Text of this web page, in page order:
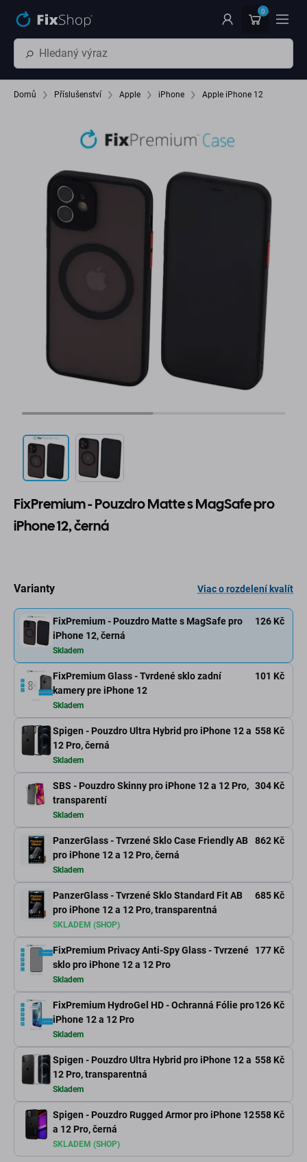
0
Domů Příslušenství Apple iPhone Apple iPhone 12
FixPremium - Pouzdro Matte s MagSafe pro
iPhone 12, černá
Varianty Viac o rozdelení kvalít
FixPremium Glass - Tvrdené sklo zadní
kamery pre iPhone 12
101 Kč
Skladem
Spigen - Pouzdro Ultra Hybrid pro iPhone 12 a
12 Pro, černá
558 Kč
Skladem
SBS - Pouzdro Skinny pro iPhone 12 a 12 Pro,
transparentí
304 Kč
Skladem
PanzerGlass - Tvrzené Sklo Case Friendly AB
pro iPhone 12 a 12 Pro, černá
862 Kč
Skladem
PanzerGlass - Tvrzené Sklo Standard Fit AB
pro iPhone 12 a 12 Pro, transparentná
685 Kč
SKLADEM (SHOP)
FixPremium Privacy Anti-Spy Glass - Tvrzené
sklo pro iPhone 12 a 12 Pro
177 Kč
Skladem
FixPremium HydroGel HD - Ochranná Fólie pro
iPhone 12 a 12 Pro
126 Kč
Skladem
Spigen - Pouzdro Ultra Hybrid pro iPhone 12 a
12 Pro, transparentná
558 Kč
Skladem
Spigen - Pouzdro Rugged Armor pro iPhone 12
a 12 Pro, černá
558 Kč
SKLADEM (SHOP)
FixPremium - Pouzdro Matte s MagSafe pro
iPhone 12, černá
126 Kč
Skladem